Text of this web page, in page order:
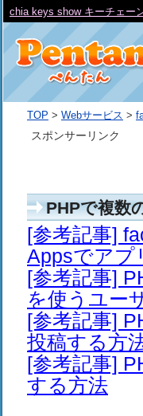
TOP > Webサービス >
PHPで複数
[参考記事]
Appsでアプ
[参考記事]
を使うユー
[参考記事]
投稿する方
[参考記事]
する方法
スポンサーリンク
chia keys show キーチェー